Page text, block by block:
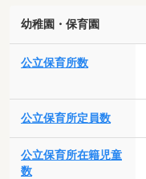
幼稚園・保育園
公立保育所数
公立保育所定員数
公立保育所在籍児童
数